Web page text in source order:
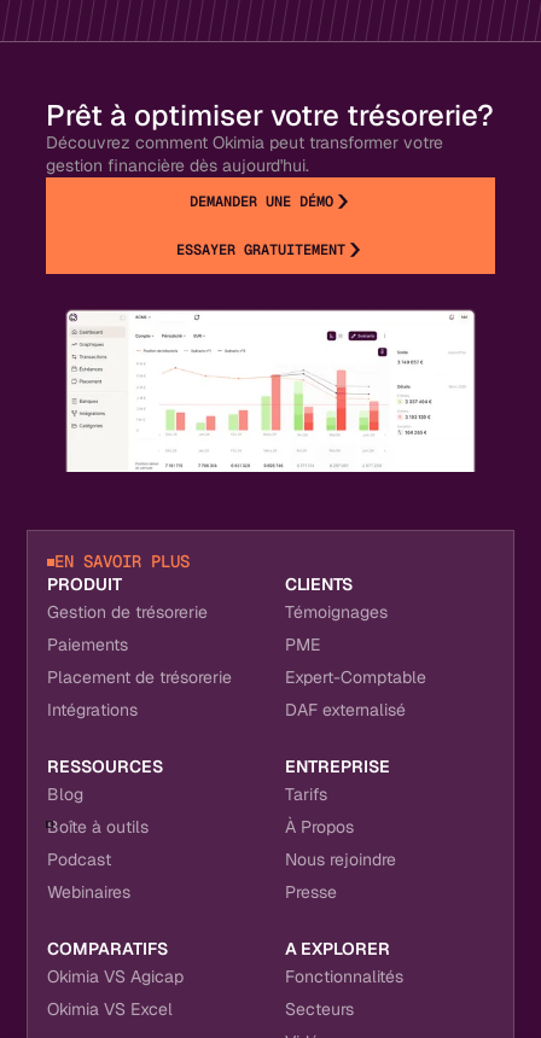
Prêt à optimiser votre trésorerie?
Découvrez comment Okimia peut transformer votre
gestion financière dès aujourd'hui.
DEMANDER UNE DÉMO
ESSAYER GRATUITEMENT
EN SAVOIR PLUS
PRODUIT
Gestion de trésorerie
Paiements
Placement de trésorerie
Intégrations
CLIENTS
Témoignages
PME
Expert-Comptable
DAF externalisé
RESSOURCES
Blog
Boîte à outils
Podcast
Webinaires
ENTREPRISE
Tarifs
À Propos
Nous rejoindre
Presse
COMPARATIFS
Okimia VS Agicap
Okimia VS Excel
A EXPLORER
Fonctionnalités
Secteurs